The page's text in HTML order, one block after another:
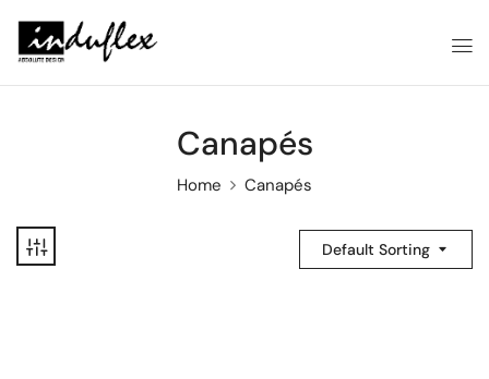
Canapés
Home Canapés
Default Sorting